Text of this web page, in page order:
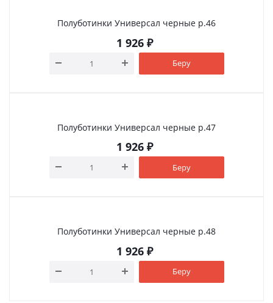
Полуботинки Универсал черные р.46
1 926₽
Беру
Полуботинки Универсал черные р.47
1 926₽
Беру
Полуботинки Универсал черные р.48
1 926₽
Беру